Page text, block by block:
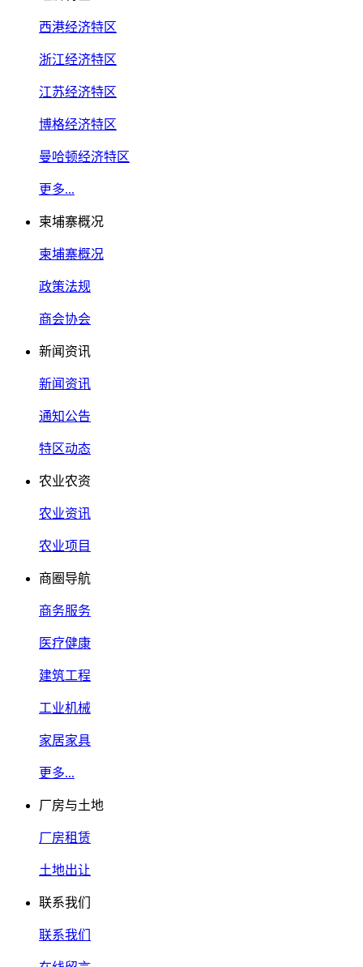
西港经济特区
浙江经济特区
江苏经济特区
博格经济特区
曼哈顿经济特区
更多...
柬埔寨概况
柬埔寨概况
政策法规
商会协会
新闻资讯
新闻资讯
通知公告
特区动态
农业农资
农业资讯
农业项目
商圈导航
商务服务
医疗健康
建筑工程
工业机械
家居家具
更多...
厂房与土地
厂房租赁
土地出让
联系我们
联系我们